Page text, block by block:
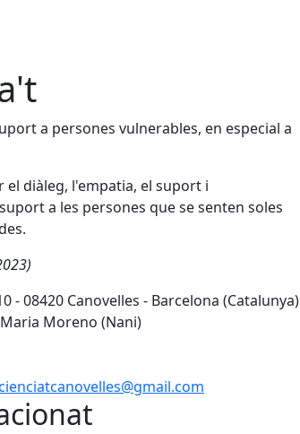
a persones vulnerables, en especial a
diàleg, l'empatia, el suport i
a les persones que se senten soles
- 08420 Canovelles - Barcelona (Catalunya)
Moreno (Nani)